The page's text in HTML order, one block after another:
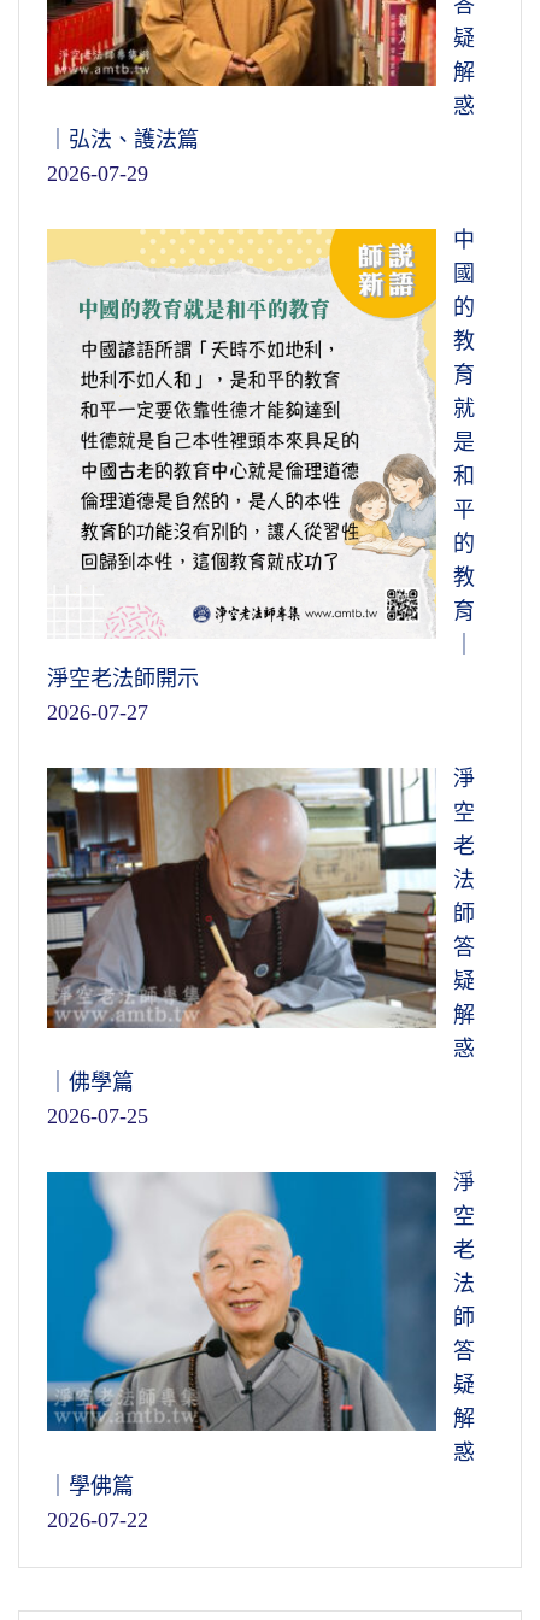
疑
解
惑
｜弘法、護法篇
2026-07-29
中
國
的
教
育
就
是
和
平
的
教
育
淨空老法師開示
2026-07-27
淨
空
老
法
師
答
疑
解
惑
｜佛學篇
2026-07-25
淨
空
老
法
師
答
疑
解
惑
｜學佛篇
2026-07-22